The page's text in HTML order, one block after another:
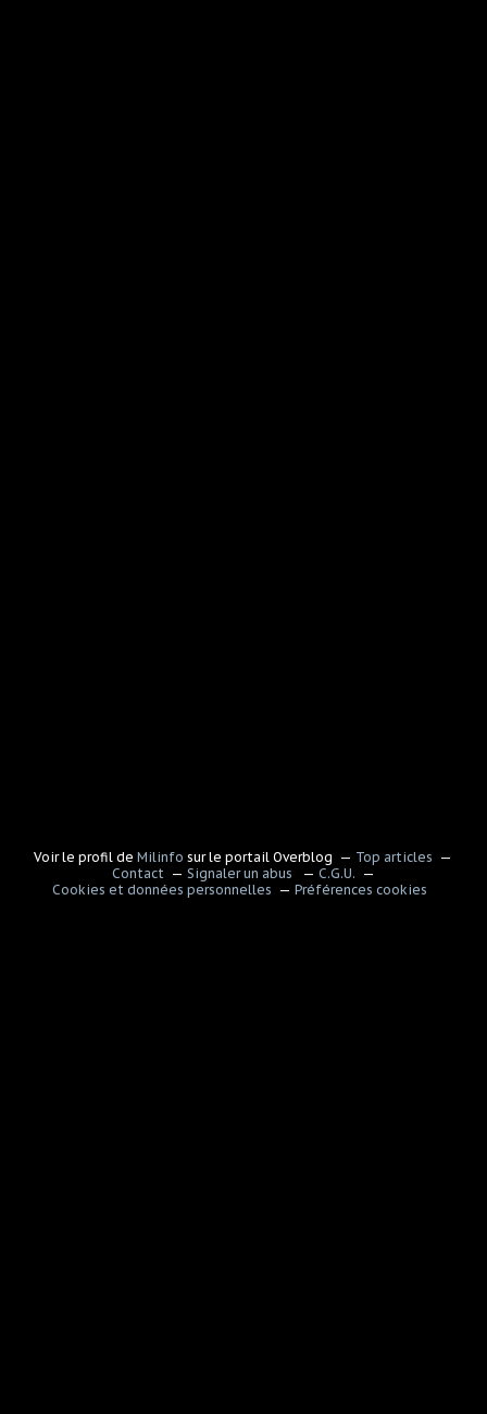
Voir le profil deMilinfo sur le portail Overblog
Top articles
Contact
Signaler un abus
C.G.U.
Cookies et données personnelles
Préférences cookies